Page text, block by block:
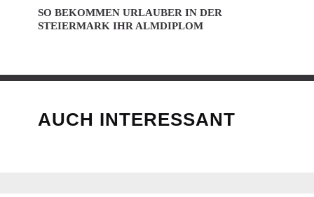
SO BEKOMMEN URLAUBER IN DER
STEIERMARK IHR ALMDIPLOM
AUCH INTERESSANT